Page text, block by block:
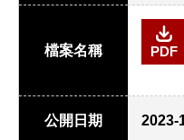
檔案名稱 PDF
公開日期 2023-